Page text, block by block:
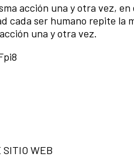
acción una y otra vez,
cada ser humano repite la
una y otra vez.
WEB